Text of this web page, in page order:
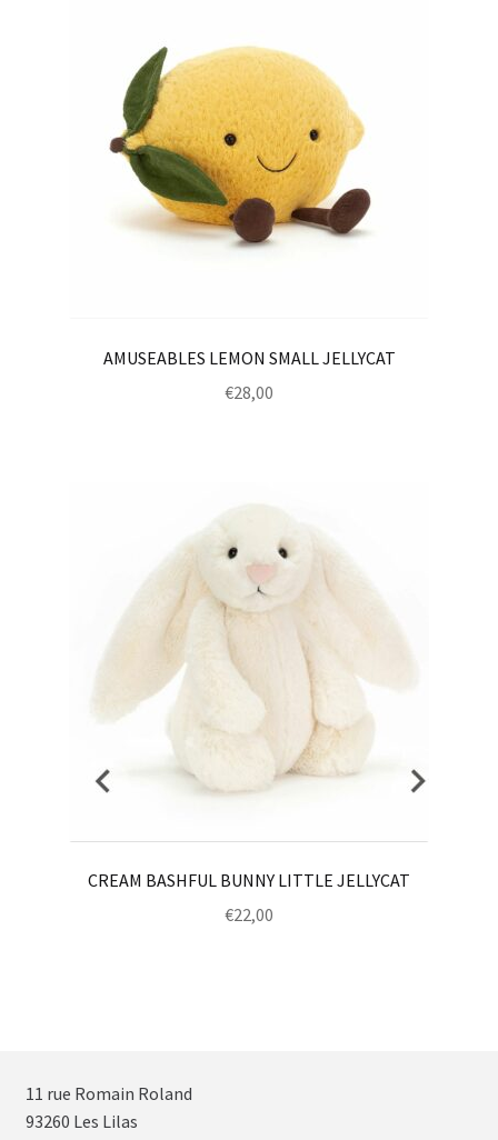
AMUSEABLES LEMON SMALL JELLYCAT
€28,00
CREAM BASHFUL BUNNY LITTLE JELLYCAT
€22,00
11 rue Romain Roland
93260 Les Lilas